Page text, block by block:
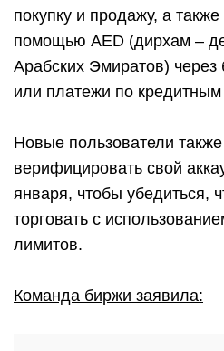
покупку и продажу, а
помощью AED (дирхам –
Арабских Эмиратов) через
или платежи по кредитным
Новые пользователи также
верифицировать свой
января, чтобы убедиться,
торговать с
лимитов.
Команда биржи заявила: